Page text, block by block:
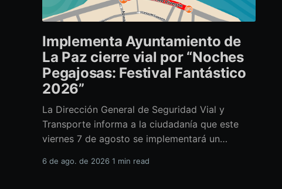
Implementa Ayuntamiento de
La Paz cierre vial por “Noches
Pegajosas: Festival Fantástico
2026”
La Dirección General de Seguridad Vial y
Transporte informa a la ciudadanía que este
viernes 7 de agosto se implementará un
sobre el Paseo Álvaro Obregón, con motivo del
6 de ago. de 2026 1 min read